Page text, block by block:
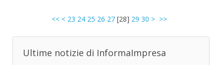
<< < 23 24 25 26 27[28] 29 30 > >>
Ultime notizie di InformaImpresa